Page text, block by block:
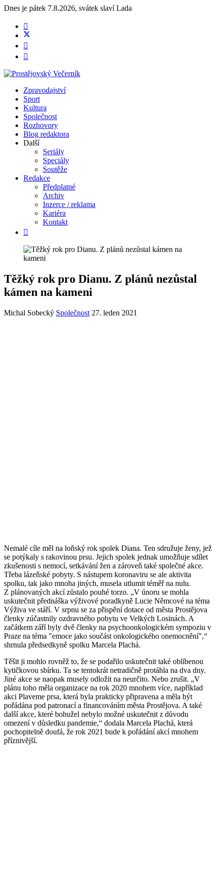
Dnes je pátek 7.8.2026, svátek slavíLada
Zpravodajství
Sport
Kultura
Společnost
Rozhovory
Blog redaktora
Další
Seriály
Speciály
Soutěže
Redakce
Předplatné
Archiv
Inzerce / reklama
Kariéra
Kontakt
Těžký rok pro Dianu. Z plánů nezůstal
kámen na kameni
Michal Sobecký Společnost 27. leden 2021
Nemalé cíle měl na loňský rok spolek Diana. Ten sdružuje ženy, jež
se potýkaly s rakovinou prsu. Jejich spolek jednak umožňuje sdílet
zkušenosti s nemocí, setkávání žen a zároveň také společné akce.
Třeba lázeňské pobyty. S nástupem koronaviru se ale aktivita
spolku, tak jako mnoha jiných, musela utlumit téměř na nulu.
Z plánovaných akcí zůstalo pouhé torzo. „V únoru se mohla
uskutečnit přednáška výživové poradkyně Lucie Němcové na téma
Výživa ve stáří. V srpnu se za přispění dotace od města Prostějova
členky zúčastnily ozdravného pobytu ve Velkých Losinách. A
začátkem září byly dvě členky na psychoonkologickém sympoziu v
Praze na téma "emoce jako součást onkologického onemocnění",“
shrnula předsedkyně spolku Marcela Plachá.
Těšit ji mohlo rovněž to, že se podařilo uskutečnit také oblíbenou
kytičkovou sbírku. Ta se tentokrát netradičně protáhla na dva dny.
Jiné akce se naopak musely odložit na neurčito. Nebo zrušit. „V
plánu toho měla organizace na rok 2020 mnohem více, například
akci Plaveme prsa, která byla prakticky připravena a měla být
pořádána pod patronací a financováním města Prostějova. A také
další akce, které bohužel nebylo možné uskutečnit z důvodu
omezení v důsledku pandemie,“ dodala Marcela Plachá, která
pochopitelně doufá, že rok 2021 bude k pořádání akcí mnohem
příznivější.